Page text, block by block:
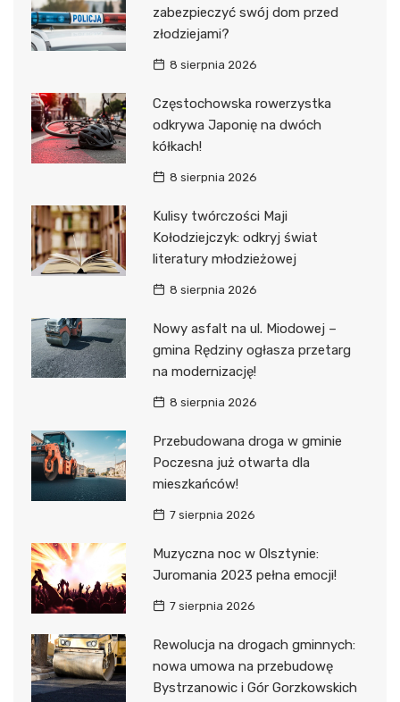
zabezpieczyć swój dom przed
złodziejami?
8 sierpnia 2026
Częstochowska rowerzystka
odkrywa Japonię na dwóch
kółkach!
8 sierpnia 2026
Kulisy twórczości Maji
Kołodziejczyk: odkryj świat
literatury młodzieżowej
8 sierpnia 2026
Nowy asfalt na ul. Miodowej –
gmina Rędziny ogłasza przetarg
na modernizację!
8 sierpnia 2026
Przebudowana droga w gminie
Poczesna już otwarta dla
mieszkańców!
7 sierpnia 2026
Muzyczna noc w Olsztynie:
Juromania 2023 pełna emocji!
7 sierpnia 2026
Rewolucja na drogach gminnych:
nowa umowa na przebudowę
Bystrzanowic i Gór Gorzkowskich